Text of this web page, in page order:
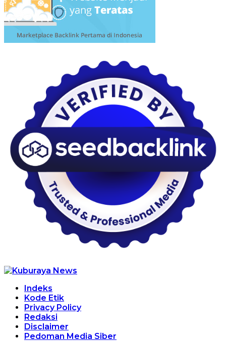
Indeks
Kode Etik
Privacy Policy
Redaksi
Disclaimer
Pedoman Media Siber